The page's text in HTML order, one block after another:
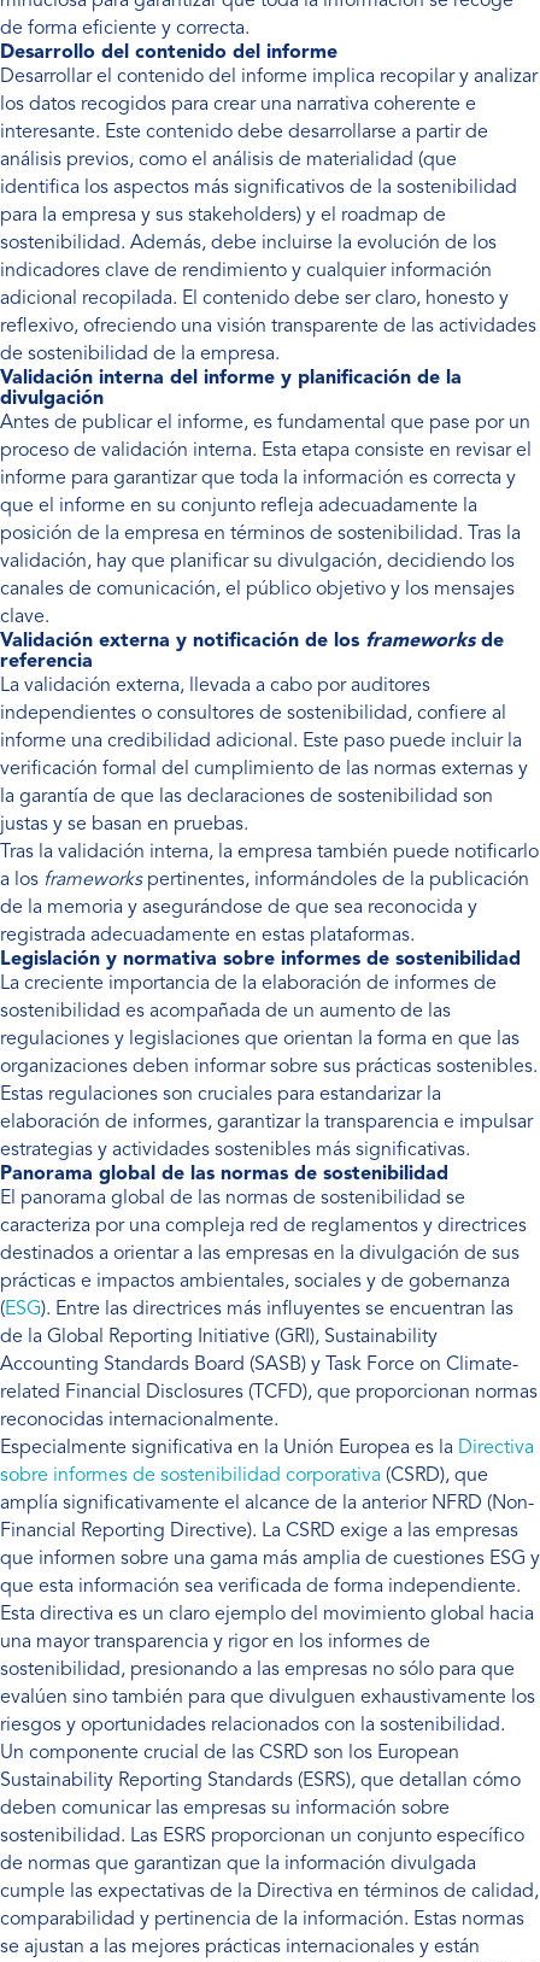
de forma eficiente y correcta.
Desarrollo del contenido del informe
Desarrollar el contenido del informe implica recopilar y analizar
los datos recogidos para crear una narrativa coherente e
interesante. Este contenido debe desarrollarse a partir de
análisis previos, como el análisis de materialidad (que
identifica los aspectos más significativos de la sostenibilidad
para la empresa y sus stakeholders) y el roadmap de
sostenibilidad. Además, debe incluirse la evolución de los
indicadores clave de rendimiento y cualquier información
adicional recopilada. El contenido debe ser claro, honesto y
reflexivo, ofreciendo una visión transparente de las actividades
de sostenibilidad de la empresa.
Validación interna del informe y planificación de la
divulgación
Antes de publicar el informe, es fundamental que pase por un
proceso de validación interna. Esta etapa consiste en revisar el
informe para garantizar que toda la información es correcta y
que el informe en su conjunto refleja adecuadamente la
posición de la empresa en términos de sostenibilidad. Tras la
validación, hay que planificar su divulgación, decidiendo los
canales de comunicación, el público objetivo y los mensajes
clave.
Validación externa y notificación de los frameworksde
referencia
La validación externa, llevada a cabo por auditores
independientes o consultores de sostenibilidad, confiere al
informe una credibilidad adicional. Este paso puede incluir la
verificación formal del cumplimiento de las normas externas y
la garantía de que las declaraciones de sostenibilidad son
justas y se basan en pruebas.
Tras la validación interna, la empresa también puede notificarlo
a los frameworkspertinentes, informándoles de la publicación
de la memoria y asegurándose de que sea reconocida y
registrada adecuadamente en estas plataformas.
Legislación y normativa sobre informes de sostenibilidad
La creciente importancia de la elaboración de informes de
sostenibilidad es acompañada de un aumento de las
regulaciones y legislaciones que orientan la forma en que las
organizaciones deben informar sobre sus prácticas sostenibles.
Estas regulaciones son cruciales para estandarizar la
elaboración de informes, garantizar la transparencia e impulsar
estrategias y actividades sostenibles más significativas.
Panorama global de las normas de sostenibilidad
El panorama global de las normas de sostenibilidad se
caracteriza por una compleja red de reglamentos y directrices
destinados a orientar a las empresas en la divulgación de sus
prácticas e impactos ambientales, sociales y de gobernanza
(ESG). Entre las directrices más influyentes se encuentran las
de la Global Reporting Initiative (GRI), Sustainability
Accounting Standards Board (SASB) y Task Force on Climate-
related Financial Disclosures (TCFD), que proporcionan normas
reconocidas internacionalmente.
Especialmente significativa en la Unión Europea es la Directiva
sobre informes de sostenibilidad corporativa (CSRD), que
amplía significativamente el alcance de la anterior NFRD (Non-
Financial Reporting Directive). La CSRD exige a las empresas
que informen sobre una gama más amplia de cuestiones ESG y
que esta información sea verificada de forma independiente.
Esta directiva es un claro ejemplo del movimiento global hacia
una mayor transparencia y rigor en los informes de
sostenibilidad, presionando a las empresas no sólo para que
evalúen sino también para que divulguen exhaustivamente los
riesgos y oportunidades relacionados con la sostenibilidad.
Un componente crucial de las CSRD son los European
Sustainability Reporting Standards (ESRS), que detallan cómo
deben comunicar las empresas su información sobre
sostenibilidad. Las ESRS proporcionan un conjunto específico
de normas que garantizan que la información divulgada
cumple las expectativas de la Directiva en términos de calidad,
comparabilidad y pertinencia de la información. Estas normas
se ajustan a las mejores prácticas internacionales y están